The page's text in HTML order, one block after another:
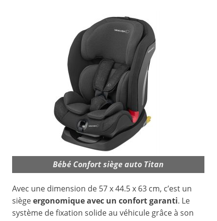
Bébé Confort siège auto Titan
Avec une dimension de 57 x 44.5 x 63 cm, c’est un
siègeergonomique avec un confort garanti. Le
système de fixation solide au véhicule grâce à son